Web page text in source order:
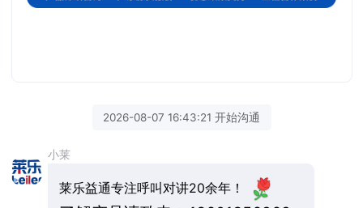
2026-08-07 16:43:21 开始沟通
小莱
莱乐益通专注呼叫对讲20余年！